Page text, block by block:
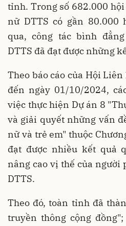
tỉnh. Trong số 682.000
nữ DTTS có gần 80.000
qua, công tác bình
DTTS đã đạt được những
Theo báo cáo của Hội
đến ngày 01/10/2024,
việc thực hiện Dự án 8
và giải quyết những vấn
nữ và trẻ em" thuộc
đạt được nhiều kết quả
nâng cao vị thế của người
DTTS.
Theo đó, toàn tỉnh đã
truyền thông cộng